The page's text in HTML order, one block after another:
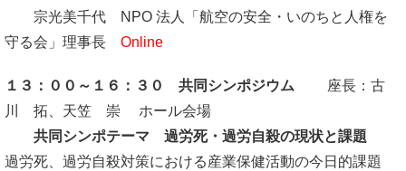
宗光美千代 NPO 法人「航空の安全・いのちと人権を
守る会」理事長 Online
１３：００ ～１６：３０ 共同シンポジウム
座長：古
川 拓、天笠 崇 ホール会場
共同シンポテーマ 過労死・過労自殺の現状と課題
過労死、過労自殺対策における産業保健活動の今日的課題